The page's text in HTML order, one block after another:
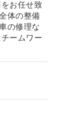
お任せ致
体の整備
の修理な
ームワー